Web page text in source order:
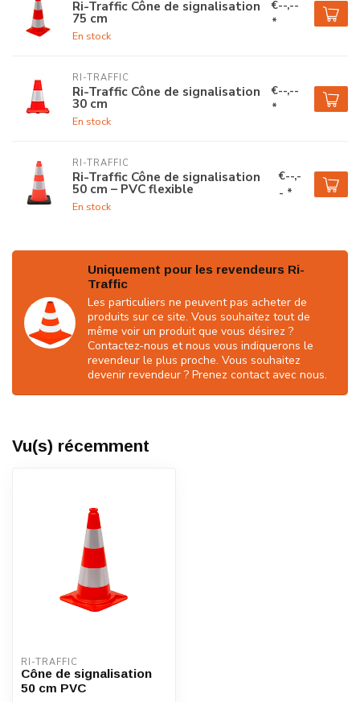
Ri-Traffic Cône de signalisation
75 cm
En stock
€--,--
*
RI-TRAFFIC
Ri-Traffic Cône de signalisation
30 cm
En stock
€--,--
*
RI-TRAFFIC
Ri-Traffic Cône de signalisation
50 cm – PVC flexible
En stock
€--,-
- *
Uniquement pour les revendeurs Ri-
Traffic
Les particuliers ne peuvent pas acheter de
produits sur ce site. Vous souhaitez tout de
même voir un produit que vous désirez ?
Contactez-nous et nous vous indiquerons le
revendeur le plus proche. Vous souhaitez
devenir revendeur ? Prenez contact avec nous.
Vu(s) récemment
RI-TRAFFIC
Cône de signalisation
50 cm PVC